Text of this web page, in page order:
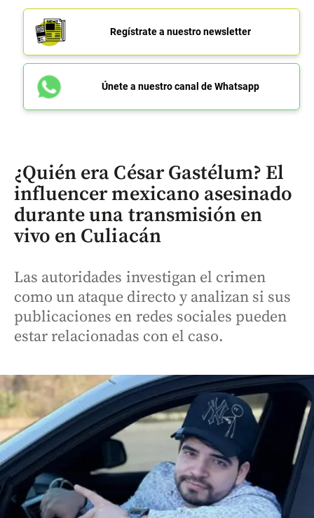
Regístrate a nuestro newsletter
Únete a nuestro canal de Whatsapp
¿Quién era César Gastélum? El
influencer mexicano asesinado
durante una transmisión en
vivo en Culiacán
Las autoridades investigan el crimen
como un ataque directo y analizan si sus
publicaciones en redes sociales pueden
estar relacionadas con el caso.